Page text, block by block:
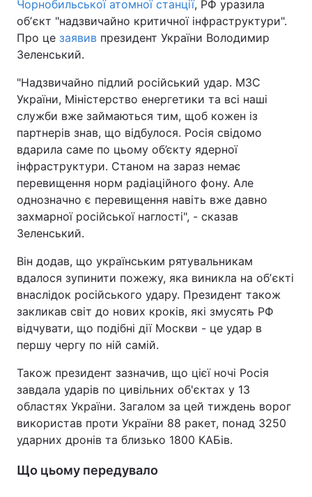
Чорнобильської атомної станції, РФ уразила
обʼєкт "надзвичайно критичної інфраструктури".
Про це заявив президент України Володимир
Зеленський.
"Надзвичайно підлий російський удар. МЗС
України, Міністерство енергетики та всі наші
служби вже займаються тим, щоб кожен із
партнерів знав, що відбулося. Росія свідомо
вдарила саме по цьому об’єкту ядерної
інфраструктури. Станом на зараз немає
перевищення норм радіаційного фону. Але
однозначно є перевищення навіть вже давно
захмарної російської наглості", - сказав
Зеленський.
Він додав, що українським рятувальникам
вдалося зупинити пожежу, яка виникла на обʼєкті
внаслідок російського удару. Президент також
закликав світ до нових кроків, які змусять РФ
відчувати, що подібні дії Москви - це удар в
першу чергу по ній самій.
Також президент зазначив, що цієї ночі Росія
завдала ударів по цивільних об'єктах у 13
областях України. Загалом за цей тиждень ворог
використав проти України 88 ракет, понад 3250
ударних дронів та близько 1800 КАБів.
Що цьому передувало